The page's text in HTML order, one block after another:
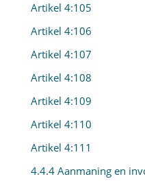
Artikel 4:105
Artikel 4:106
Artikel 4:107
Artikel 4:108
Artikel 4:109
Artikel 4:110
Artikel 4:111
4.4.4 Aanmaning en